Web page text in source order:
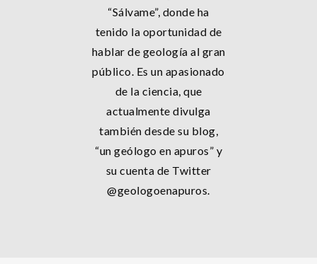
“Sálvame”, donde ha
tenido la oportunidad de
hablar de geología al gran
público. Es un apasionado
de la ciencia, que
actualmente divulga
también desde su blog,
“un geólogo en apuros” y
su cuenta de Twitter
@geologoenapuros.